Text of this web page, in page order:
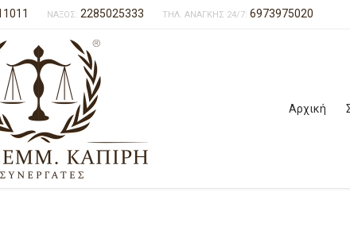
ΝΑΞΟΣ: 2285025333 ΤΗΛ. ΑΝΑΓΚΗΣ 24/7: 6973975020
Αρχική